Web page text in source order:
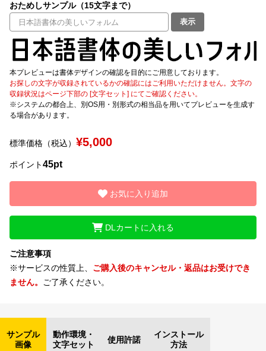
お問い合わせ
セット or 単体
文字種類
価格帯
〜
おためしサンプル（15文字まで）
表示
本プレビューは書体デザインの確認を目的にご用意しております。
お探しの文字が収録されているかの確認にはご利用いただけません。文字の
収録状況はページ下部の [文字セット] にてご確認ください。
※システムの都合上、別OS用・別形式の相当品を用いてプレビューを生成す
る場合があります。
標準価格（税込） ¥5,000
ポイント45pt
お気に入り追加
DLカートに入れる
ご注意事項
※サービスの性質上、 ご購入後のキャンセル・返品はお受けでき
ません。 ご了承ください。
サンプル
画像
動作環境・
文字セット
使用許諾
インストール
方法